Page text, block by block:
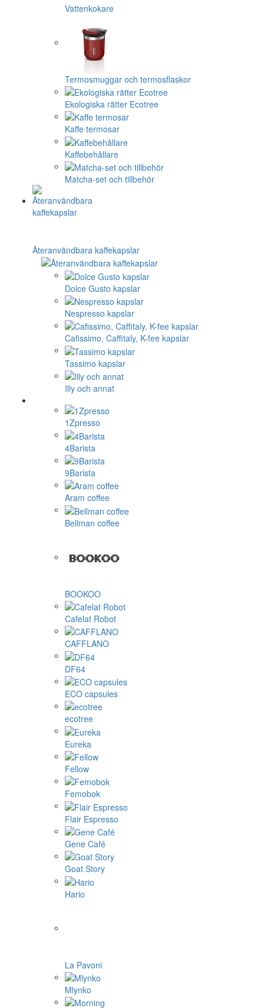
Vattenkokare
Termosmuggar och termosflaskor
Ekologiska rätter Ecotree
Kaffe termosar
Kaffebehållare
Matcha-set och tillbehör
Återanvändbara kaffekapslar
Dolce Gusto kapslar
Nespresso kapslar
Cafissimo, Caffitaly, K-fee kapslar
Tassimo kapslar
Illy och annat
1Zpresso
4Barista
9Barista
Aram coffee
Bellman coffee
BOOKOO
Cafelat Robot
CAFFLANO
DF64
ECO capsules
ecotree
Eureka
Fellow
Femobok
Flair Espresso
Gene Café
Goat Story
Hario
La Pavoni
Mlynko